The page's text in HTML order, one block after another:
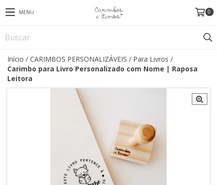
MENU 0
Início / CARIMBOS PERSONALIZÁVEIS / Para Livros /
Carimbo para Livro Personalizado com Nome | Raposa
Leitora